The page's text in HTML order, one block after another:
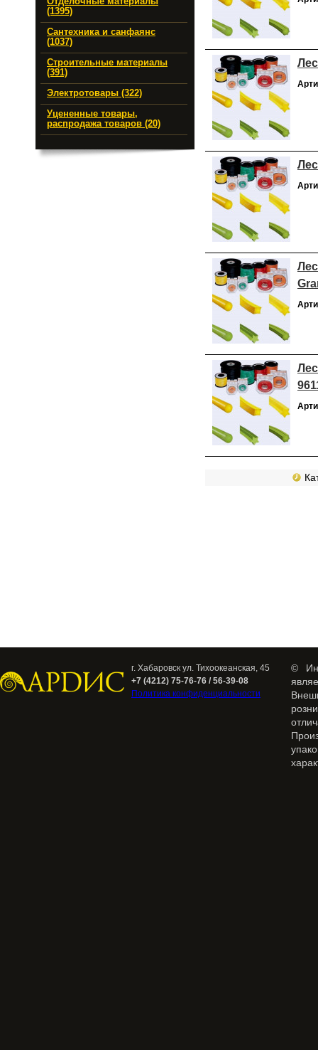
(1395)
Сантехника и санфаянс
(1037)
Строительные материалы
(391)
Электротовары (322)
Уцененные товары,
распродажа товаров (20)
г. Хабаровск ул. Тихоокеанская, 45
+7 (4212) 75-76-76 / 56-39-08
Политика конфиденциальности
©